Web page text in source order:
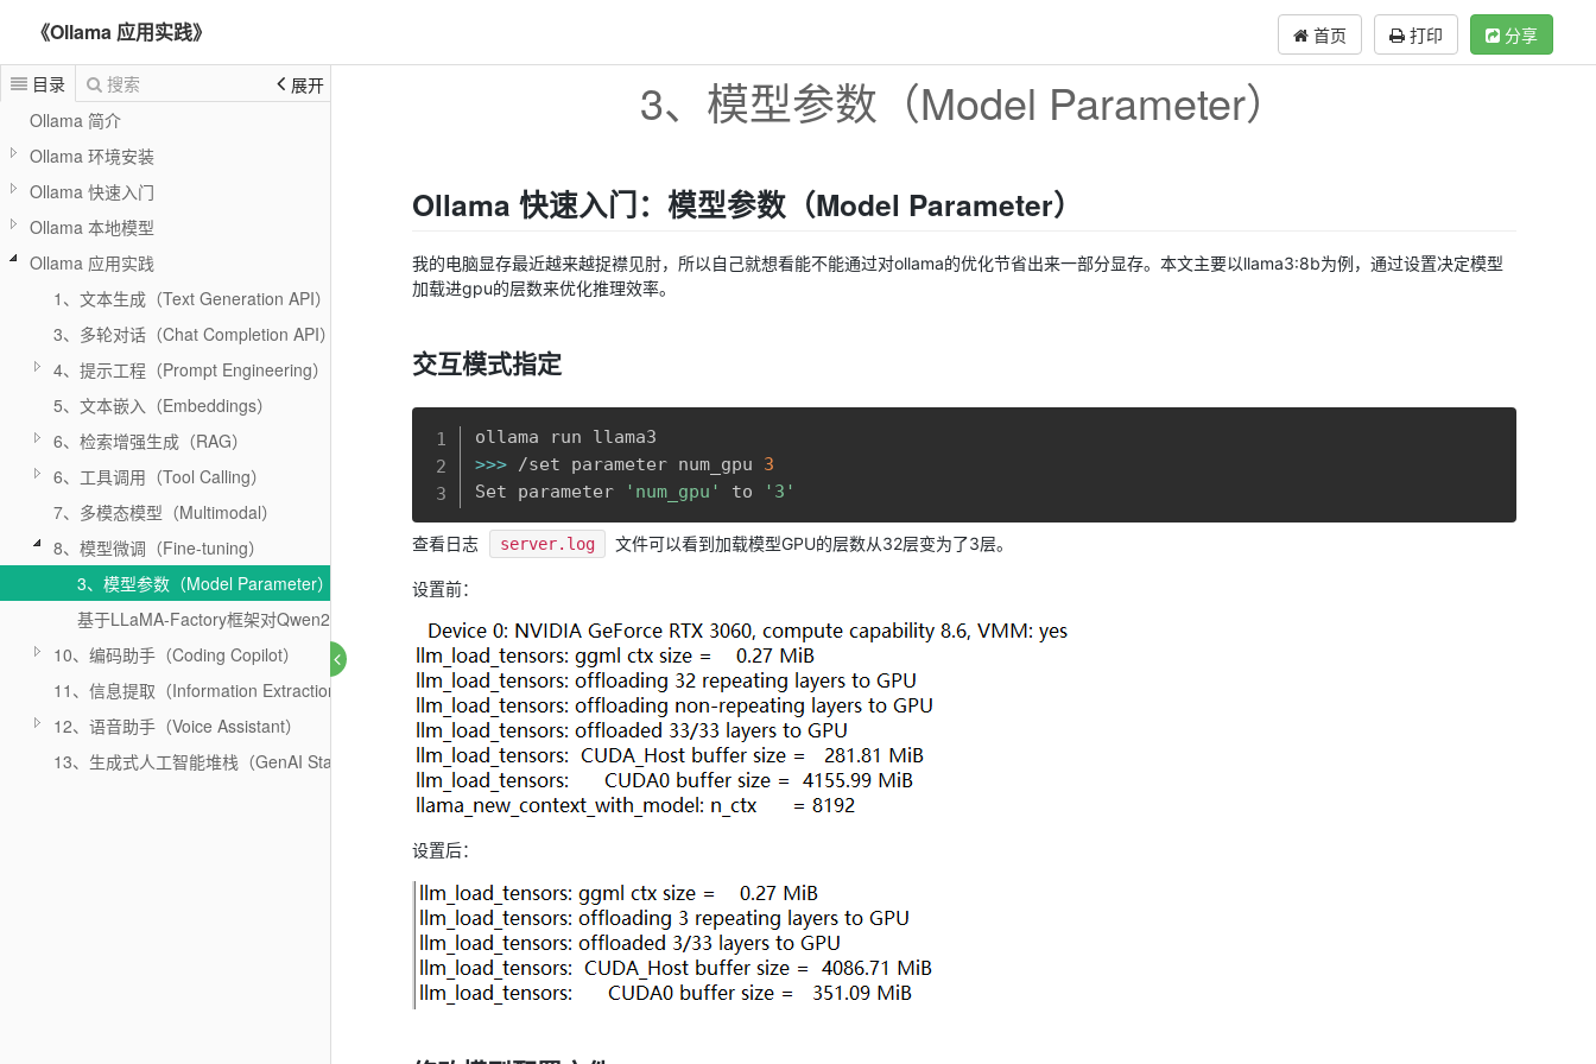
《Ollama 应用实践》 首页 打印 分享
目录 搜索
展开
Ollama 简介
Ollama 环境安装
Ollama 快速入门
Ollama 本地模型
Ollama 应用实践
1、文本生成（Text Generation API）
3、多轮对话（Chat Completion API）
4、提示工程（Prompt Engineering）
5、文本嵌入（Embeddings）
6、检索增强生成（RAG）
6、工具调用（Tool Calling）
7、多模态模型（Multimodal）
8、模型微调（Fine-tuning）
3、模型参数（Model Parameter）
基于LLaMA-Factory框架对Qwen2-7B模型进行微调实践
10、编码助手（Coding Copilot）
11、信息提取（Information Extraction）
12、语音助手（Voice Assistant）
13、生成式人工智能堆栈（GenAI Stack）
3、模型参数（Model Parameter）
Ollama 快速入门：模型参数（Model Parameter）
我的电脑显存最近越来越捉襟见肘，所以自己就想看能不能通过对ollama的优化节省出来一部分显存。本文主要以llama3:8b为例，通过设置决定模型
加载进gpu的层数来优化推理效率。
交互模式指定
>>> /set parameter num_gpu 3
Set parameter
'num_gpu' to '3'
查看日志 server.log 文件可以看到加载模型GPU的层数从32层变为了3层。
设置前：
设置后：